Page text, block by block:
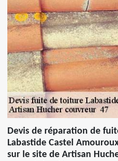
Devis de réparation de
Labastide Castel
sur le site de Artisan